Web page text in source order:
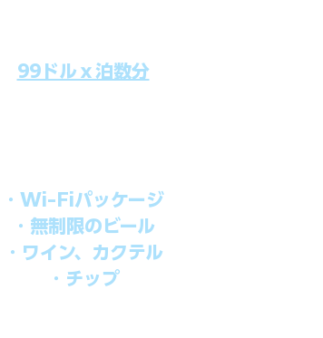
99ドルｘ泊数分
・Wi-Fiパッケージ
・無制限のビール
・ワイン、カクテル
・チップ